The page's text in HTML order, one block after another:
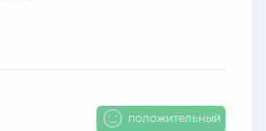
положительный